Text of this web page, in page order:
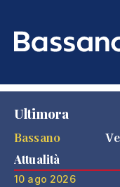
Ultimora
Bassano
Attualità
10 ago 2026